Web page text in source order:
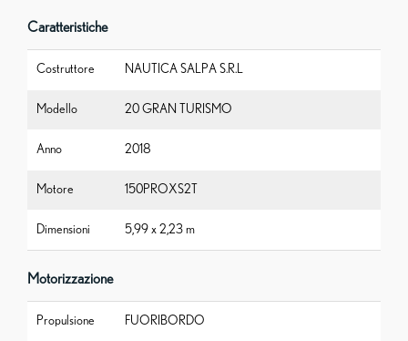
Caratteristiche
Costruttore NAUTICA SALPA S.R.L
Modello 20 GRAN TURISMO
Anno 2018
Motore 150PROXS2T
Dimensioni 5,99 x 2,23 m
Motorizzazione
Propulsione FUORIBORDO